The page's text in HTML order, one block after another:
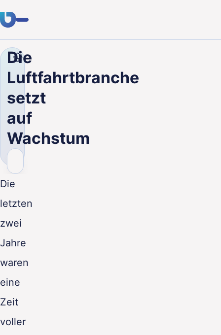
Fachwissen
Kunden
Branchen
Über uns
Karriere
Die
Luftfahrtbranche
setzt
auf
Wachstum
Die
letzten
zwei
Jahre
waren
eine
Zeit
voller